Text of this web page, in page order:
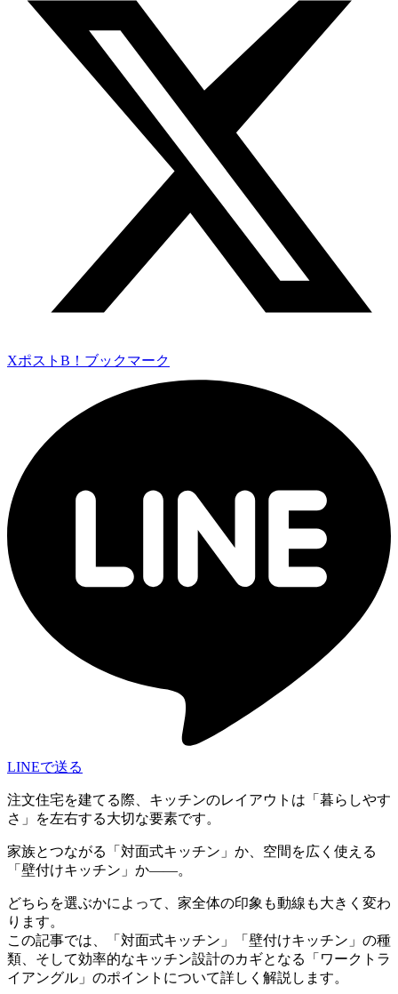
Xポスト B！ブックマーク
LINEで送る
注文住宅を建てる際、キッチンのレイアウトは「暮らしやす
さ」を左右する大切な要素です。
家族とつながる「対面式キッチン」か、空間を広く使える
「壁付けキッチン」か——。
どちらを選ぶかによって、家全体の印象も動線も大きく変わ
ります。
この記事では、「対面式キッチン」「壁付けキッチン」の種
類、そして効率的なキッチン設計のカギとなる「ワークトラ
イアングル」のポイントについて詳しく解説します。